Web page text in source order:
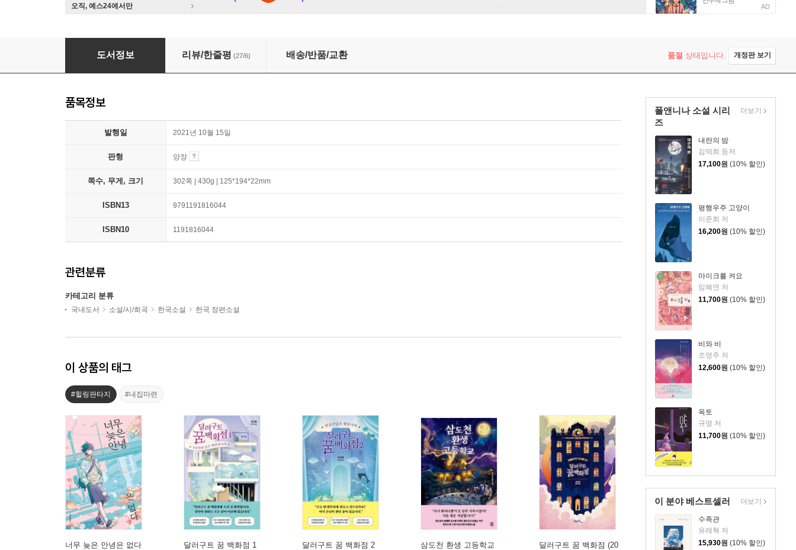
오직, 예스24에서만
AD
도서정보 리뷰/한줄평 (27/6) 배송/반품/교환 품절 상태입니다. 개정판 보기
폴앤니나 소설 시리
즈
내란의 밤
김덕희 등저
17,100원 (10% 할인)
평행우주 고양이
이준희 저
16,200원 (10% 할인)
마이크를 켜요
임혜연 저
11,700원 (10% 할인)
비와 비
조영주 저
12,600원 (10% 할인)
옥토
규영 저
11,700원 (10% 할인)
더보기
이 분야 베스트셀러
수족관
유래혁 저
15,930원 (10% 할인)
더보기
품목정보
발행일 2021년 10월 15일
판형 양장
쪽수, 무게, 크기 302쪽 | 430g | 125*194*22mm
ISBN13 9791191816044
ISBN10 1191816044
관련분류
카테고리 분류
국내도서 소설/시/희곡 한국소설 한국 장편소설
이 상품의 태그
#힐링판타지 #내집마련
너무 늦은 안녕은 없다 달러구트 꿈 백화점 1 달러구트 꿈 백화점 2 삼도천 환생 고등학교
달러구트 꿈 백화점 (20